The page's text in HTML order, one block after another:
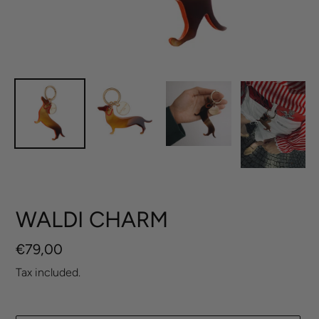
WALDI CHARM
Regular
price
€79,00
Tax included.